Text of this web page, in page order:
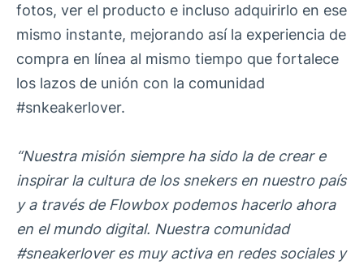
fotos, ver el producto e incluso adquirirlo en ese
mismo instante, mejorando así la experiencia de
compra en línea al mismo tiempo que fortalece
los lazos de unión con la comunidad
#snkeakerlover.
“Nuestra misión siempre ha sido la de crear e
inspirar la cultura de los snekers en nuestro país
y a través de Flowbox podemos hacerlo ahora
en el mundo digital. Nuestra comunidad
#sneakerlover es muy activa en redes sociales y